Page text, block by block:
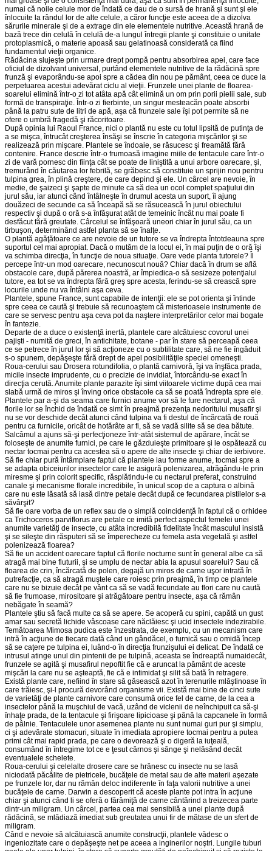
numai că noile celule mor de îndată ce dau de o sursă de hrană şi sunt şi ele
înlocuite la rândul lor de alte celule, a căror funcţie este aceea de a dizolva
sărurile minerale şi de a extrage din ele elementele nutritive. Această hrană de
bază trece din celulă în celulă de-a lungul întregii plante şi constituie o unitate
protoplasmică, o materie apoasă sau gelatinoasă considerată ca fiind
fundamentul vieţii organice.
Rădăcina slujeşte prin urmare drept pompă pentru absorbirea apei, care face
oficiul de dizolvant universal, purtând elementele nutritive de la rădăcină spre
frunză şi evaporându-se apoi spre a cădea din nou pe pământ, ceea ce duce la
perpetuarea acestui adevărat ciclu al vieţii. Frunzele unei plante de floarea-
soarelui elimină într-o zi tot atâta apă cât elimină un om prin porii pielii sale, sub
formă de transpiraţie. Într-o zi fierbinte, un singur mesteacăn poate absorbi
până la patru sute de litri de apă, aşa că frunzele sale îşi pot permite să ne
ofere o umbră fragedă şi răcoritoare.
După opinia lui Raoul France, nici o plantă nu este cu totul lipsită de putinţa de
a se mişca, întrucât creşterea însăşi se înscrie în categoria mişcărilor şi se
realizează prin mişcare. Plantele se îndoaie, se răsucesc şi freamătă fără
contenire. France descrie într-o frumoasă imagine miile de tentacule care într-o
zi de vară pornesc din fiinţa cât se poate de li­niştită a unui arbore oarecare, şi,
tremurând în căutarea lor febrilă, se grăbesc să constituie un sprijin nou pentru
tulpina grea, în plină creş­tere, de care depind şi ele. Un cârcel are nevoie, în
medie, de şaizeci şi şapte de minute ca să dea un ocol complet spaţiului din
jurul său, iar atunci când întâlneşte în drumul acesta un suport, îi ajung
douăzeci de secunde ca să înceapă să se răsucească în jurul obiectului
respectiv şi după o oră s-a înfăşurat atât de temeinic încât nu mai poate fi
desfăcut fără greutate. Cârcelul se înfăşoară uneori chiar în jurul său, ca un
tirbuşon, determinând astfel planta să se înalţe.
O plantă agăţătoare ce are nevoie de un tutore se va îndrepta întot­deauna spre
suportul cel mai apropiat. Dacă o mutăm de la locul ei, în mai puţin de o oră îşi
va schimba direcţia, în funcţie de noua situaţie. Oare vede planta tutorele? Îl
percepe într-un mod oarecare, necunoscut nouă? Chiar dacă în drum se află
obstacole care, după părerea noastră, ar împiedica-o să sesizeze potenţialul
tutore, ea tot se va îndrepta fără greş spre acesta, ferindu-se să crească spre
locurile unde nu va întâlni aşa ceva.
Plantele, spune France, sunt capabile de intenţii: ele se pot orienta şi întinde
spre ceea ce caută şi trebuie să recunoaştem că misterioasele instrumente de
care se servesc pentru aşa ceva pot da naştere interpretărilor celor mai bogate
în fantezie.
Departe de a duce o existenţă inertă, plantele care alcătuiesc covo­rul unei
pajişti - numită de greci, în antichitate, botane - par în stare să perceapă ceea
ce se petrece în jurul lor şi să acţioneze cu o subtilitate care, să ne fie îngăduit
s-o spunem, depăşeşte fără drept de apel posibi­lităţile speciei omeneşti.
Roua-cerului sau Drosera rotundifolia, o plantă carnivoră, îşi va înşfăca prada,
micile insecte imprudente, cu o precizie de invidiat, întorcându-se exact în
direcţia cerută. Anumite plante parazite îşi simt viitoarele victime după cea mai
slabă urmă de miros şi înving orice obstacole ca să se poată îndrepta spre ele.
Plantele par a-şi da seama care furnici anume vor să le fure necta­rul, aşa că
florile lor se închid de îndată ce simt în preajmă prezenţa nedoritului musafir şi
nu se vor deschide decât atunci când tulpina va fi destul de încărcată de rouă
pentru ca furnicile, oricât de hotărâte ar fi, să se vadă silite să se dea bătute.
Salcâmul a ajuns să-şi perfecţioneze într-atât sistemul de apărare, încât se
foloseşte de anumite furnici, pe care le găzduieşte primitoare şi le ospătează cu
nectar tocmai pentru ca acestea să o apere de alte insecte şi chiar de ierbivore.
Să fie chiar pură întâmplare faptul că plantele iau forme anume, tocmai spre a
se adapta obiceiurilor insectelor care le asigură poleni­zarea, atrăgându-le prin
miresme şi prin colorit specific, răsplătindu-le cu nectarul preferat, construind
canale şi mecanisme florale incredibile, în unicul scop de a captura o albină
care nu este lăsată să iasă dintre petale decât după ce fecundarea pistilelor s-a
săvârşit?
Să fie oare vorba de un reflex sau de o simplă coincidenţă în faptul că o orhidee
ca Trichoceros parviflorus are petale ce imită perfect aspec­tul femelei unei
anumite varietăţi de insecte, cu atâta incredibilă fidelita­te încât masculul insistă
şi se sileşte din răsputeri să se împerecheze cu femela asta vegetală şi astfel
polenizează floarea?
Să fie un accident oarecare faptul că florile nocturne sunt în general albe ca să
atragă mai bine fluturii, şi se umplu de nectar abia la apusul soarelui? Sau că
floarea de crin, încărcată de polen, degajă un miros de carne uşor intrată în
putrefacţie, ca să atragă muştele care roiesc prin preajmă, în timp ce plantele
care nu se bizuie decât pe vânt ca să se vadă fecundate au flori care nu caută
să fie frumoase, mirositoare şi atrăgă­toa­re pentru insecte, aşa că rămân
nebăgate în seamă?
Plantele ştiu să facă multe ca să se apere. Se acoperă cu spini, capătă un gust
amar sau secretă lichide vâscoase care năclăiesc şi ucid insectele indezirabile.
Temătoarea Mimosa pudica este înzestrata, de exemplu, cu un mecanism care
intră în acţiune de fiecare dată când un gândăcel, o furnică sau o omidă încep
să se caţere pe tulpina ei, luând-o în direcţia frunzişului ei delicat. De îndată ce
intrusul atinge unul din pintenii de pe tulpină, aceasta se îndreaptă numaidecât,
frunzele se agită şi musafirul nepoftit fie că e aruncat la pământ de aceste
mişcări la care nu se aşteaptă, fie că e intimidat şi silit să bată în retragere.
Există plante care, nefiind în stare să găsească azot în terenurile mlăştinoase în
care trăiesc, şi-l procură devorând organisme vii. Există mai bine de cinci sute
de varietăţi de plante carnivore care consumă orice fel de carne, de la cea a
insectelor până la muşchiul de vacă, uzând de viclenii de neînchipuit ca să-şi
înhaţe prada, de la tentacule şi firişoa­re lipicioase şi până la capcanele în formă
de pâlnie. Tentaculele unor asemenea plante nu sunt numai guri pur şi simplu,
ci şi adevărate sto­ma­curi, situate în imediata apropiere tocmai pentru a putea
primi cât mai rapid prada, pe care o devorează şi o digeră la iuţeală,
consumând în întregime tot ce e ţesut cărnos şi sânge şi nelăsând decât
eventualele schelete.
Roua-cerului şi celelalte drosere care se hrănesc cu insecte nu se lasă
niciodată păcălite de pietricele, bucăţele de metal sau de alte materii aşezate
pe frunzele lor, dar nu rămân deloc indiferente în faţa valorii nutritive a unei
bucăţele de carne. Darwin a descoperit că aceste plante pot intra în acţiune
chiar şi atunci când li se oferă o fărâmiţă de carne cântărind a treizecea parte
dintr-un miligram. Un cârcel, partea cea mai sensibilă a unei plante după
rădăcină, se mlădiază imediat sub greutatea unui fir de mătase de un sfert de
miligram.
Când e nevoie să alcătuiască anumite construcţii, plantele vădesc o
ingeniozitate care o depăşeşte net pe aceea a inginerilor noştri. Lungile tuburi